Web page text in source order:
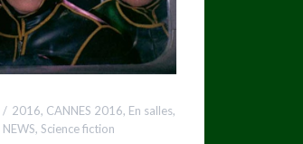
2016, CANNES 2016, En salles,
NEWS, Science fiction